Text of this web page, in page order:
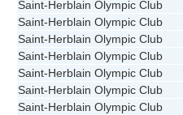
Saint-Herblain Olympic Club
Saint-Herblain Olympic Club
Saint-Herblain Olympic Club
Saint-Herblain Olympic Club
Saint-Herblain Olympic Club
Saint-Herblain Olympic Club
Saint-Herblain Olympic Club